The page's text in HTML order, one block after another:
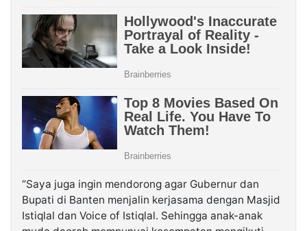
“Saya juga ingin mendorong agar Gubernur dan
Bupati di Banten menjalin kerjasama dengan Masjid
Istiqlal dan Voice of Istiqlal. Sehingga anak-anak